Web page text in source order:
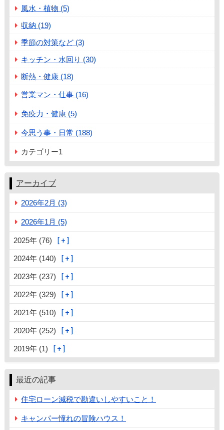
風水・植物 (5)
収納 (19)
季節の対策など (3)
キッチン・水回り (30)
断熱・健康 (18)
営業マン・仕事 (16)
免疫力・健康 (5)
今思う事・日常 (188)
カテゴリー1
アーカイブ
2026年2月 (3)
2026年1月 (5)
2025年 (76)
2024年 (140)
2023年 (237)
2022年 (329)
2021年 (510)
2020年 (252)
2019年 (1)
最近の記事
住宅ローン減税で勘違いしやすいこと！
キャンパー憧れの冒険ハウス！